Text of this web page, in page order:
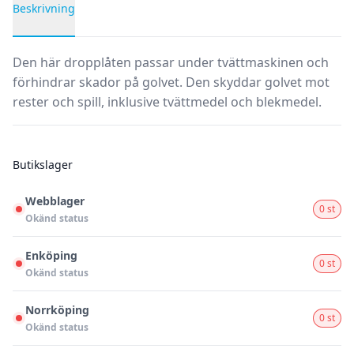
Beskrivning
Den här dropplåten passar under tvättmaskinen och
förhindrar skador på golvet. Den skyddar golvet mot
rester och spill, inklusive tvättmedel och blekmedel.
Butikslager
Webblager
Okänd status
0 st
Enköping
Okänd status
0 st
Norrköping
Okänd status
0 st